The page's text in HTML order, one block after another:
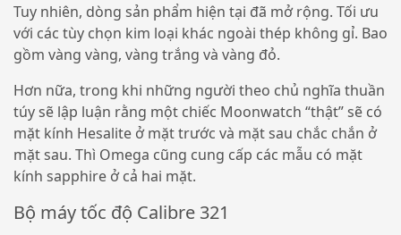
Tuy nhiên, dòng sản phẩm hiện tại đã mở rộng. Tối ưu
với các tùy chọn kim loại khác ngoài thép không gỉ. Bao
gồm vàng vàng, vàng trắng và vàng đỏ.
Hơn nữa, trong khi những người theo chủ nghĩa thuần
túy sẽ lập luận rằng một chiếc Moonwatch “thật” sẽ có
mặt kính Hesalite ở mặt trước và mặt sau chắc chắn ở
mặt sau. Thì Omega cũng cung cấp các mẫu có mặt
kính sapphire ở cả hai mặt.
Bộ máy tốc độ Calibre 321